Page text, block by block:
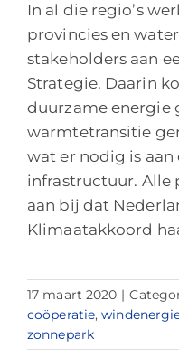
In al die regio’s
provincies en
stakeholders aan
Strategie. Daarin
duurzame energie
warmtetransitie
wat er nodig is
infrastructuur. Alle
aan bij dat
Klimaatakkoord
17 maart 2020 |
coöperatie,
zonnepark